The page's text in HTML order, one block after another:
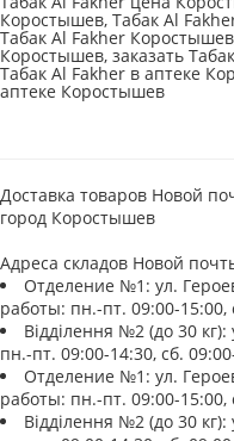
Коростышев, Табак Al
Табак Al Fakher
Коростышев, заказать
Табак Al Fakher в аптеке
аптеке Коростышев
Доставка товаров Новой
город Коростышев
Адреса складов Новой
Отделение №1: ул.
работы: пн.-пт. 09:00-15:00,
Відділення №2 (до 30
пн.-пт. 09:00-14:30, сб.
Отделение №1: ул.
работы: пн.-пт. 09:00-15:00,
Відділення №2 (до 30